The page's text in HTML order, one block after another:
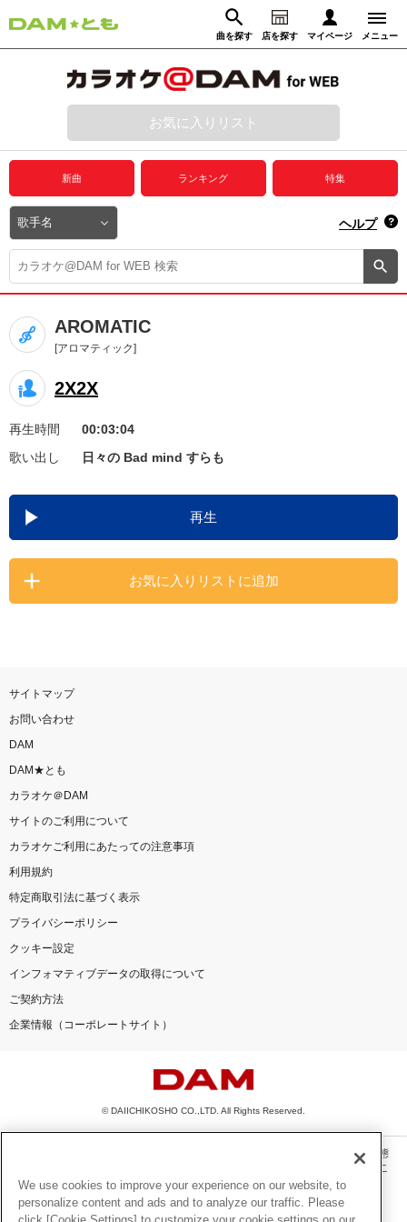
曲を探す 店を探す マイページ メニュー
動画からさがす 録音からさがす
ログイン
プレミアムサービス
DAM★とも動画
DAM★とも録音
カラオケ＠DAM
ユーザー検索
キャンペーン
お知らせ よくあるご質問
DAMの新曲・ランキングなど
カラオケ最新情報をチェック！
お気に入りリスト
新曲 ランキング 特集
ヘルプ
AROMATIC
[アロマティック]
2X2X
再生時間
00:03:04
歌い出し
日々の Bad mind すらも
再生
お気に入りリストに追加
サイトマップ
お問い合わせ
DAM
DAM★とも
カラオケ＠DAM
サイトのご利用について
カラオケご利用にあたっての注意事項
利用規約
特定商取引法に基づく表示
プライバシーポリシー
クッキー設定
インフォマティブデータの取得について
ご契約方法
企業情報（コーポレートサイト）
© DAIICHIKOSHO CO.,LTD. All Rights Reserved.
このサイトに掲載されている一切の文章・画像・写真・動画・音声等を、手段や形態
を問わず、著作権法の定める範囲を超えて無断で複製、転載、ファイル化などするこ
とを禁じます。
楽曲及びコンテンツは、機種によりご利用いただけない場合があります。
We use cookies to improve your experience on our website, to
personalize content and ads and to analyze our traffic. Please